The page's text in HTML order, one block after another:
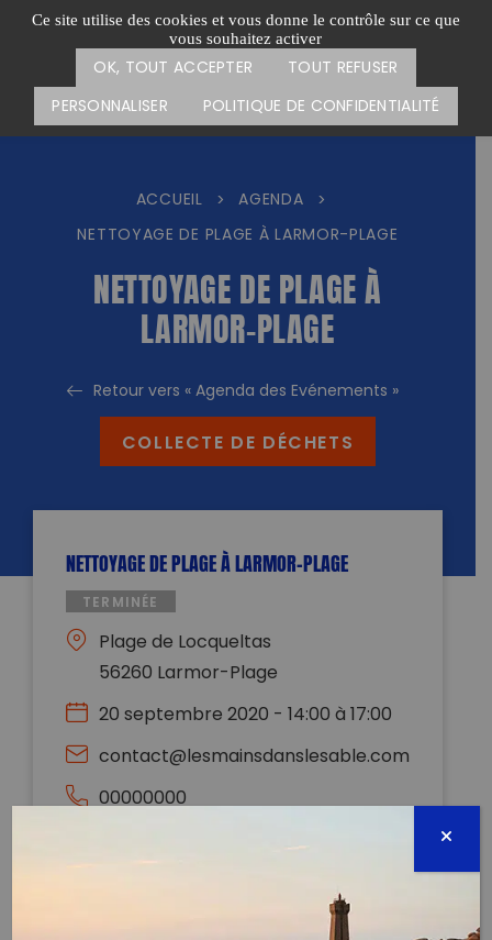
Ce site utilise des cookies et vous donne le contrôle sur ce que
vous souhaitez activer
OK, TOUT ACCEPTER
TOUT REFUSER
PERSONNALISER
POLITIQUE DE CONFIDENTIALITÉ
Passer
Menu
CARTE DES ACTIONS FAIRE UN DON
ACCUEIL > AGENDA
>
NETTOYAGE DE PLAGE À LARMOR-PLAGE
NETTOYAGE DE PLAGE À
LARMOR-PLAGE
Retour vers « Agenda des Evénements »
COLLECTE DE DÉCHETS
NETTOYAGE DE PLAGE À LARMOR-PLAGE
TERMINÉE
Plage de Locqueltas
56260 Larmor-Plage
20 septembre 2020 - 14:00 à 17:00
contact@lesmainsdanslesable.com
00000000